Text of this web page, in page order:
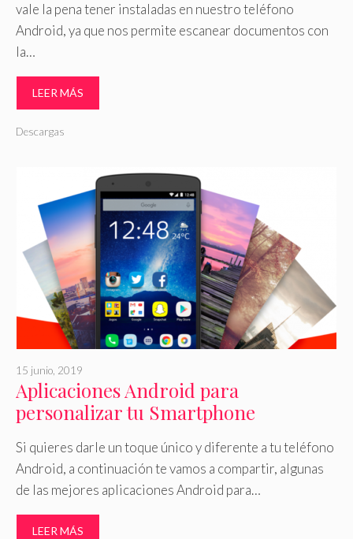
vale la pena tener instaladas en nuestro teléfono
Android, ya que nos permite escanear documentos con
la…
LEER MÁS
Descargas
Aplicaciones Android para
personalizar tu Smartphone
15 junio, 2019
Si quieres darle un toque único y diferente a tu teléfono
Android, a continuación te vamos a compartir, algunas
de las mejores aplicaciones Android para…
LEER MÁS